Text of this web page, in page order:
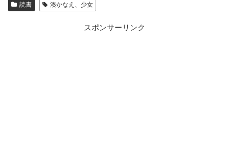
読書 湊かなえ、少女
スポンサーリンク